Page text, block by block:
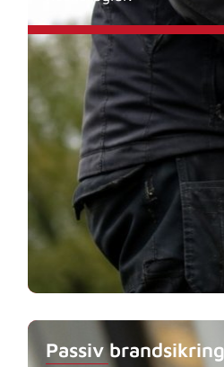
Passiv brandsikring